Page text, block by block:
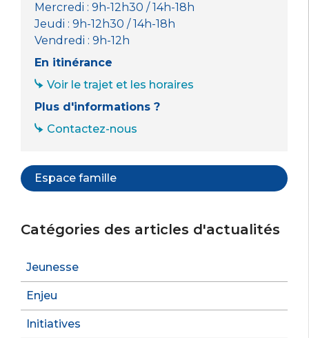
Mercredi : 9h-12h30 / 14h-18h
Jeudi : 9h-12h30 / 14h-18h
Vendredi : 9h-12h
En itinérance
Voir le trajet et les horaires
Plus d'informations ?
Contactez-nous
Espace famille
Catégories des articles d'actualités
Jeunesse
Enjeu
Initiatives